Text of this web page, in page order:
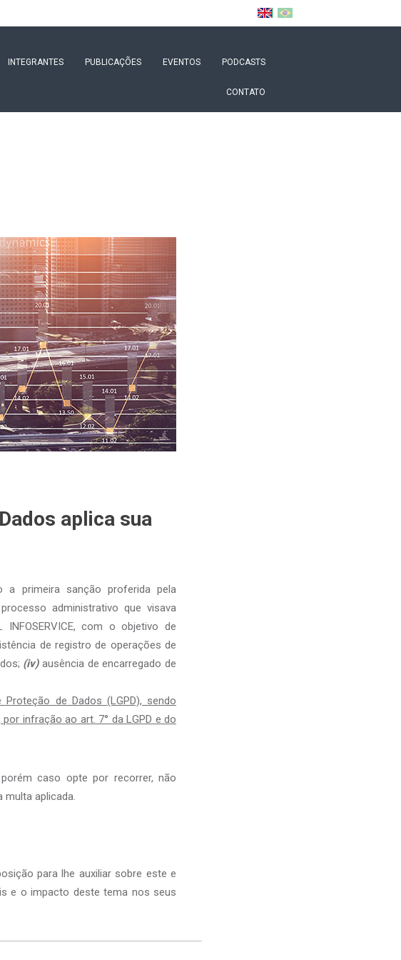
INTEGRANTES PUBLICAÇÕES EVENTOS PODCASTS
CONTATO
aplica sua
a primeira sanção proferida pela
administrativo que visava
com o objetivo de
de registro de operações de
(iv)ausência de encarregado de
de Dados (LGPD), sendo
infração ao art. 7° da LGPD e do
caso opte por recorrer, não
multa aplicada.
para lhe auxiliar sobre este e
e o impacto deste tema nos seus